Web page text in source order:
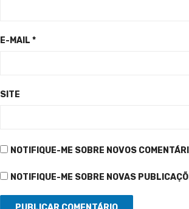
E-MAIL *
SITE
NOTIFIQUE-ME SOBRE NOVOS
NOTIFIQUE-ME SOBRE NOVAS